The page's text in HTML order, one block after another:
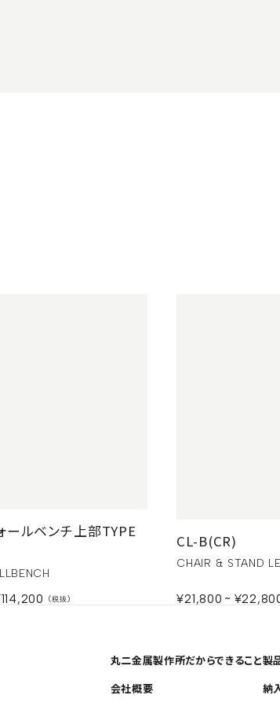
ールベンチ上部TYPE
CL-B(CR)
CHAIR & STAND
¥21,800
丸二金属製作所だからできること
会社概要
製
納